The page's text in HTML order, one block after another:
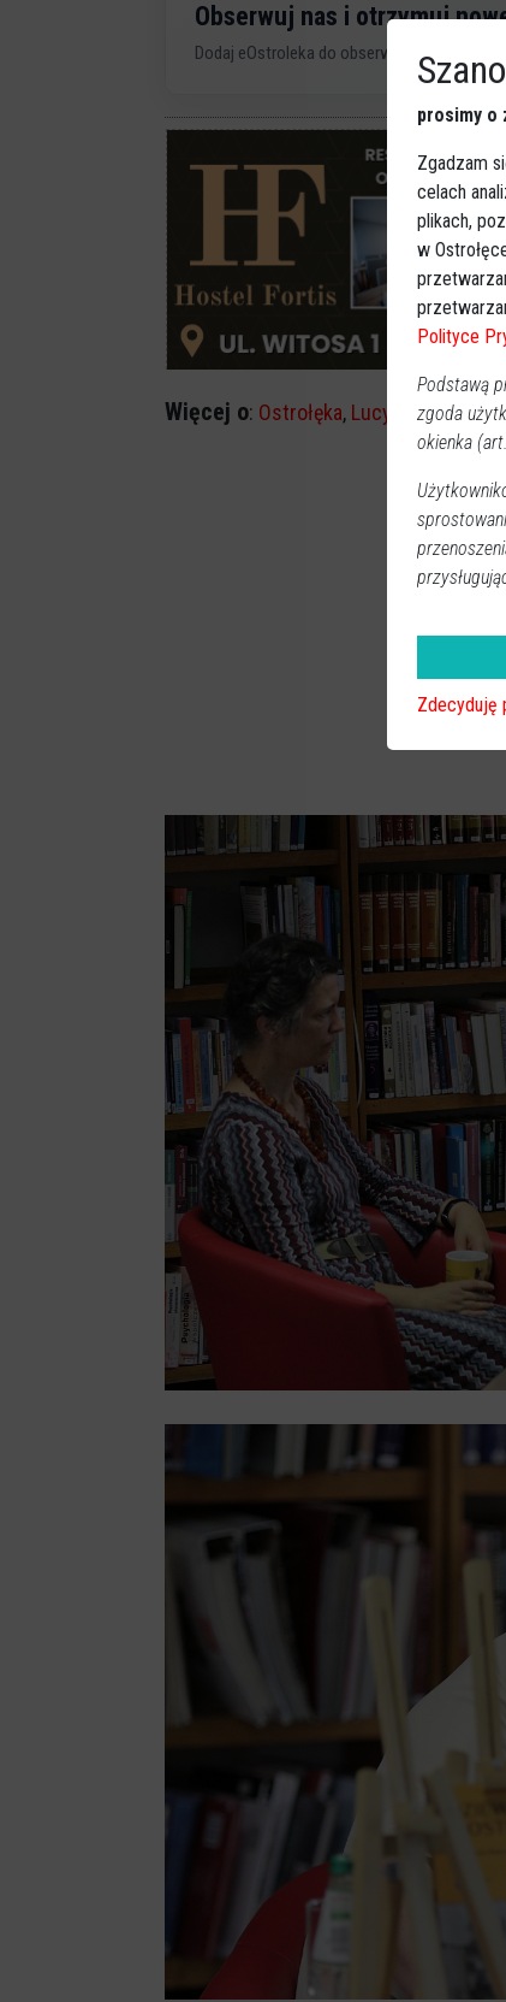
Obserwuj nas i otrzymuj
Dodaj eOstroleka do obserwowanych źródeł
Więcej o: Ostrołęka, Lucyna
prosimy o
Zgadzam
celach
plikach,
w
Polityce
Podstawą
zgoda
okienka
Zdecyduję